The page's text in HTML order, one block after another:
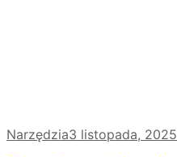
Narzędzia3 listopada, 2025